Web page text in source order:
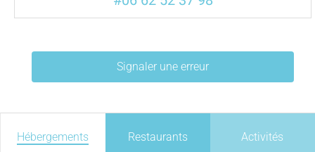
Signaler une erreur
Hébergements Restaurants Activités